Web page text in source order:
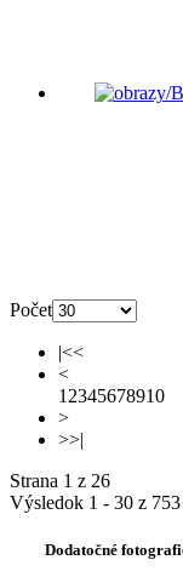
Počet
|<<
<
1 2345678910
>
>>|
Strana 1 z 26
Výsledok 1 - 30 z 753
Dodatočné